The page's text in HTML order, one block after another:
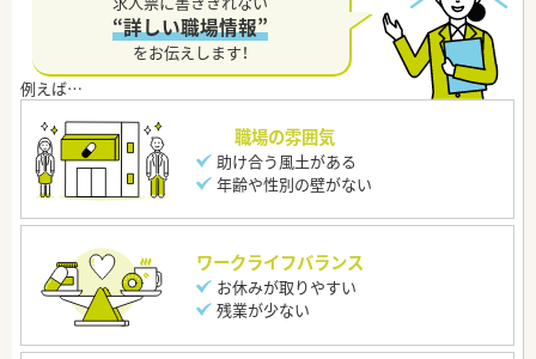
“詳しい職場情報”
をお伝えします！
職場の雰囲気
助け合う風土がある
年齢や性別の壁がない
ワークライフバランス
お休みが取りやすい
残業が少ない